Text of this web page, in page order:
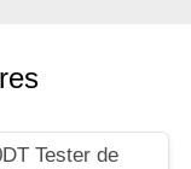
Tester de